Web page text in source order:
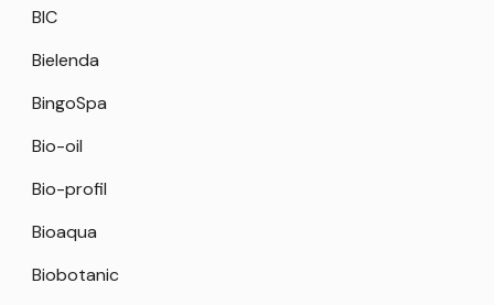
BIC
Bielenda
BingoSpa
Bio-oil
Bio-profil
Bioaqua
Biobotanic